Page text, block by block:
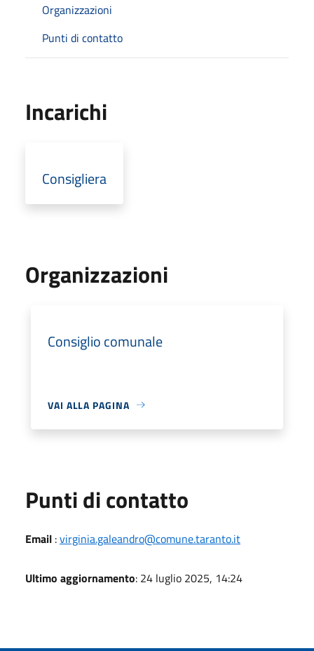
Organizzazioni
Punti di contatto
Incarichi
Consigliera
Organizzazioni
Consiglio comunale
VAI ALLA PAGINA
Punti di contatto
Email :virginia.galeandro@comune.taranto.it
Ultimo aggiornamento: 24 luglio 2025, 14:24